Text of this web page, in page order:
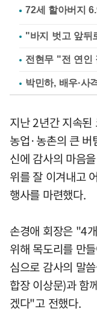
"바지 벗고 앞뒤
전현무 "전 연인
박민하, 배우·사
지난 2년간 지속
농업·농촌의 큰 버
신에 감사의 마음
위를 잘 이겨내고
행사를 마련했다.
손경애 회장은 "4
위해 목도리를 만
심으로 감사의 말
합장 이상문)과 함
겠다"고 전했다.